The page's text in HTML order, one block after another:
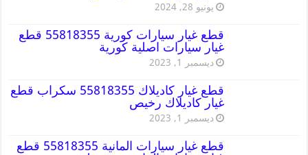
يونيو 28, 2024
قطع غيار سيارات كورية 55818355 قطع
غيار سيارات اصلية كورية
ديسمبر 1, 2023
قطع غيار كاديلاك 55818355 سكراب قطع
غيار كاديلاك رخيص
ديسمبر 1, 2023
قطع غيار سيارات المانية 55818355 قطع